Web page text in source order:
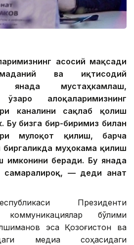
асосий мақсади
ва иқтисодий
янада мустаҳкамлаш,
алоқаларимизнинг
каналини сақлаб қолиш
Бу бизга бир-биримиз билан
мулоқот қилиш, барча
биргаликда муҳокама қилиш
имконини беради. Бу янада
самаралироқ, — деди Қанат
Президенти
коммуникациялар бўлими
эса Қозоғистон ва
медиа соҳасидаги